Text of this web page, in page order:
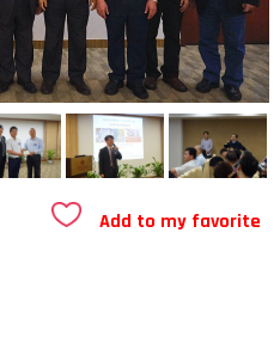
Add to my favorite